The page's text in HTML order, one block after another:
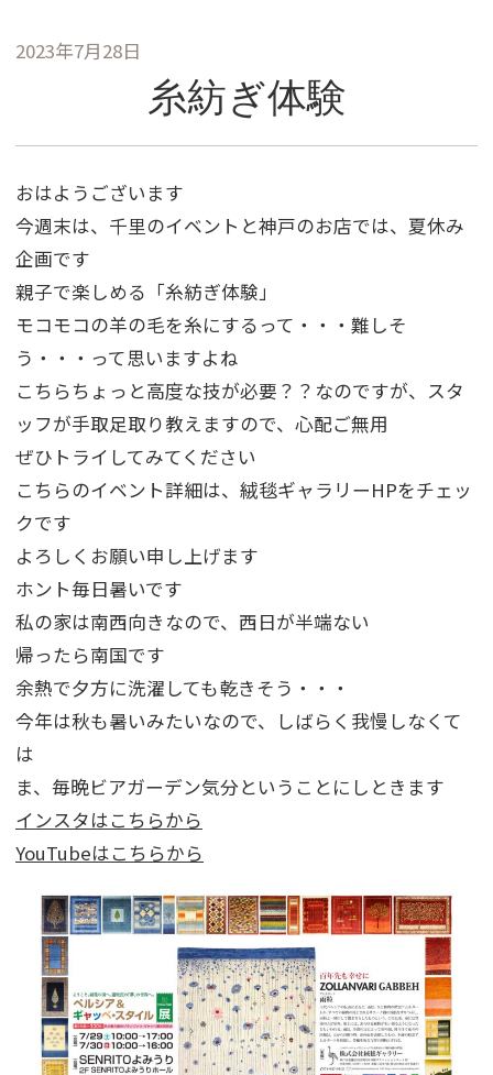
2023年7月28日
糸紡ぎ体験
おはようございます
今週末は、千里のイベントと神戸のお店では、夏休み
企画です
親子で楽しめる「糸紡ぎ体験」
モコモコの羊の毛を糸にするって・・・難しそ
う・・・って思いますよね
こちらちょっと高度な技が必要？？なのですが、スタ
ッフが手取足取り教えますので、心配ご無用
ぜひトライしてみてください
こちらのイベント詳細は、絨毯ギャラリーHPをチェッ
クです
よろしくお願い申し上げます
ホント毎日暑いです
私の家は南西向きなので、西日が半端ない
帰ったら南国です
余熱で夕方に洗濯しても乾きそう・・・
今年は秋も暑いみたいなので、しばらく我慢しなくて
は
ま、毎晩ビアガーデン気分ということにしときます
インスタはこちらから
YouTubeはこちらから